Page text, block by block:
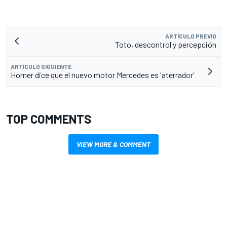
ARTÍCULO PREVIO
Toto, descontrol y percepción
ARTÍCULO SIGUIENTE
Horner dice que el nuevo motor Mercedes es 'aterrador'
TOP COMMENTS
VIEW MORE & COMMENT